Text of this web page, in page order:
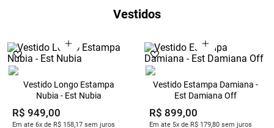
Vestidos
Vestido Longo Estampa
Nubia - Est Nubia
R$ 949,00
Em ate 6x de R$ 158,17 sem juros
Vestido Estampa Damiana -
Est Damiana Off
R$ 899,00
Em ate 5x de R$ 179,80 sem juros